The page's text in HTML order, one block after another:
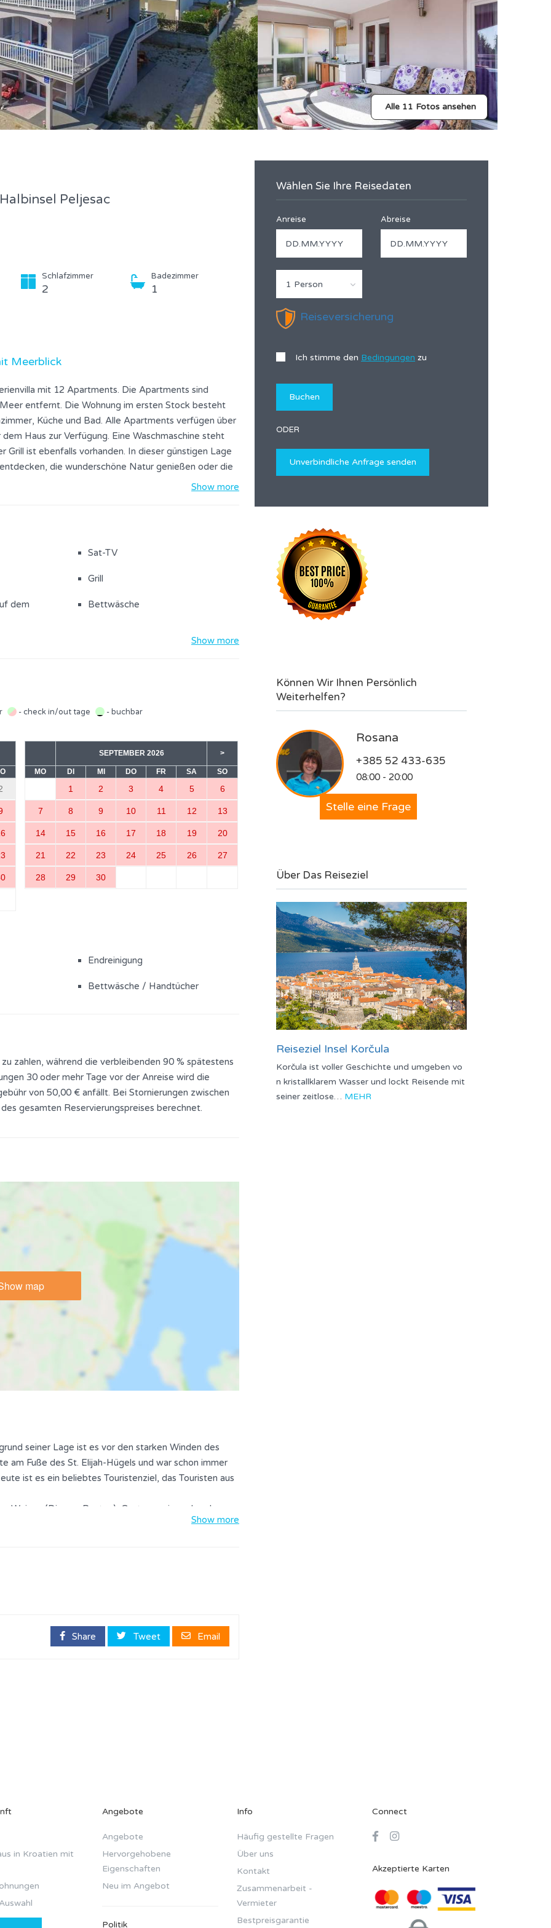
Alle 11 Fotos ansehen
Peljesac
Schlafzimmer
2
Badezimmer
1
Meerblick
mit 12 Apartments. Die Apartments sind
entfernt. Die Wohnung im ersten Stock besteht
Küche und Bad. Alle Apartments verfügen über
Haus zur Verfügung. Eine Waschmaschine steht
Grill ist ebenfalls vorhanden. In dieser günstigen Lage
die wunderschöne Natur genießen oder die
Sie nicht die dalmatinischen Fisch- und
genießen oder einfach vom Alltag entspannen.
Show more
Sat-TV
Grill
dem
Bettwäsche
Badezimmer mit Dusche
Show more
- check in/out tage - buchbar
SEPTEMBER 2026 >
MO DI MI DO FR SA SO
1 2 3 4 5 6
7 8 9 10 11 12 13
14 15 16 17 18 19 20
21 22 23 24 25 26 27
28 29 30
Endreinigung
Bettwäsche / Handtücher
zahlen, während die verbleibenden 90 % spätestens
30 oder mehr Tage vor der Anreise wird die
von 50,00 € anfällt. Bei Stornierungen zwischen
gesamten Reservierungspreises berechnet.
map
seiner Lage ist es vor den starken Winden des
am Fuße des St. Elijah-Hügels und war schon immer
ist es ein beliebtes Touristenziel, das Touristen aus
(Dingac, Postup), Gastronomie und sauberem
Besucher mit komfortablen Unterkünften in privaten
Rückkehr hinterlassen. Besuchen Sie Orebic und
Show more
Share Tweet Email
Wählen Sie Ihre Reisedaten
Anreise Abreise
1 Person
Reiseversicherung
Ich stimme den Bedingungen zu
ODER
Können Wir Ihnen Persönlich
Weiterhelfen?
Rosana
+385 52 433-635
08:00 - 20:00
Stelle eine Frage
Über Das Reiseziel
Reiseziel Insel Korčula
Korčula ist voller Geschichte und umgeben vo
n kristallklarem Wasser und lockt Reisende mit
seiner zeitlose… MEHR
in Kroatien mit
Angebote
Angebote
Hervorgehobene
Eigenschaften
Neu im Angebot
Politik
Info
Häufig gestellte Fragen
Über uns
Kontakt
Zusammenarbeit -
Vermieter
Bestpreisgarantie
Connect
Akzeptierte Karten